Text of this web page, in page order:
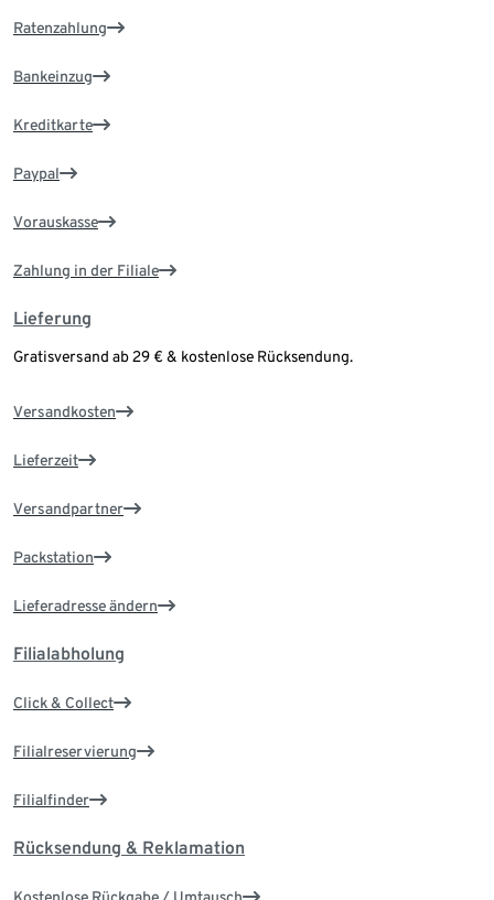
Ratenzahlung
Bankeinzug
Kreditkarte
Paypal
Vorauskasse
Zahlung in der Filiale
Lieferung
Gratisversand ab 29 € & kostenlose Rücksendung.
Versandkosten
Lieferzeit
Versandpartner
Packstation
Lieferadresse ändern
Filialabholung
Click & Collect
Filialreservierung
Filialfinder
Rücksendung & Reklamation